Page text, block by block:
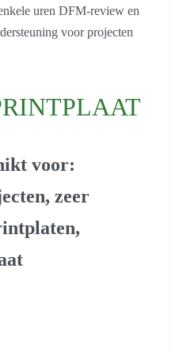
uren DFM-review en
voor projecten
voor:
zeer